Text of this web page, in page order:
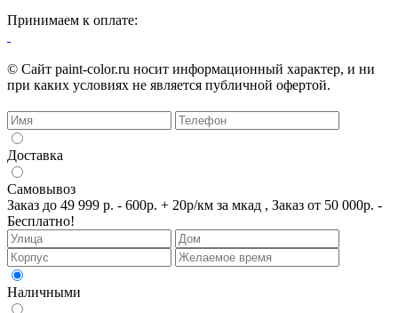
Принимаем к оплате:
© Сайт paint-color.ru носит информационный характер, и ни
при каких условиях не является публичной офертой.
Доставка
Самовывоз
Заказ до 49 999 р. - 600р. + 20р/км за мкад , Заказ от 50 000р. -
Бесплатно!
Наличными